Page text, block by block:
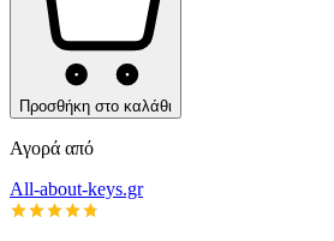
Προσθήκη στο καλάθι
Αγορά από
All-about-keys.gr